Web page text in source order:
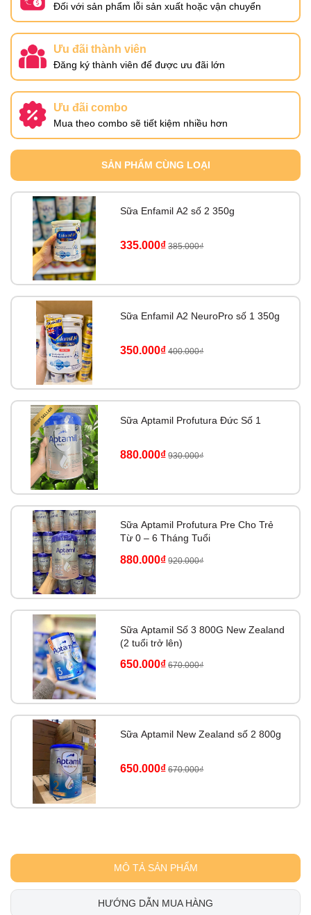
Đối với sản phẩm lỗi sản xuất hoặc vận chuyển
Ưu đãi thành viên
Đăng ký thành viên để được ưu đãi lớn
Ưu đãi combo
Mua theo combo sẽ tiết kiệm nhiều hơn
SẢN PHẨM CÙNG LOẠI
Sữa Enfamil A2 số 2 350g
335.000₫ 385.000₫
Sữa Enfamil A2 NeuroPro số 1 350g
350.000₫ 400.000₫
Sữa Aptamil Profutura Đức Số 1
880.000₫ 930.000₫
Sữa Aptamil Profutura Pre Cho Trẻ
Từ 0 – 6 Tháng Tuổi
880.000₫ 920.000₫
Sữa Aptamil Số 3 800G New Zealand
(2 tuổi trở lên)
650.000₫ 670.000₫
Sữa Aptamil New Zealand số 2 800g
650.000₫ 670.000₫
MÔ TẢ SẢN PHẨM
HƯỚNG DẪN MUA HÀNG